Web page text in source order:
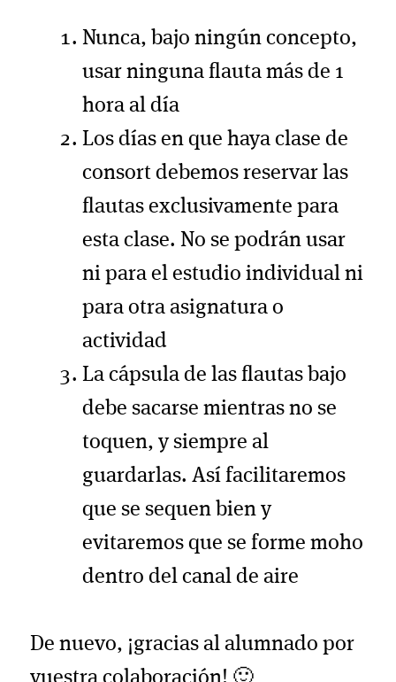
Nunca, bajo ningún concepto,
usar ninguna flauta más de 1
hora al día
Los días en que haya clase de
consort debemos reservar las
flautas exclusivamente para
esta clase. No se podrán usar
ni para el estudio individual ni
para otra asignatura o
actividad
La cápsula de las flautas bajo
debe sacarse mientras no se
toquen, y siempre al
guardarlas. Así facilitaremos
que se sequen bien y
evitaremos que se forme moho
dentro del canal de aire
De nuevo, ¡gracias al alumnado por